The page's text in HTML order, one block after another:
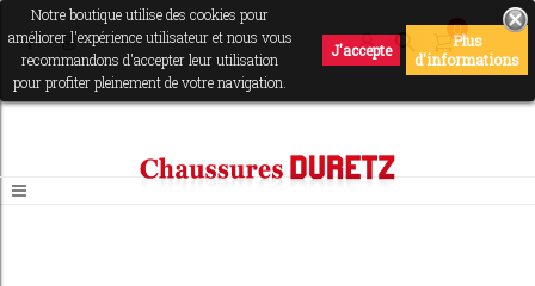
0
Notre boutique utilise des cookies pour
améliorer l'expérience utilisateur et nous vous
recommandons d'accepter leur utilisation
pour profiter pleinement de votre navigation.
J'accepte
Plus
d'informations